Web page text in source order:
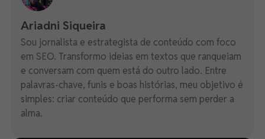
Ariadni Siqueira
Sou jornalista e estrategista de conteúdo com foco
em SEO. Transformo ideias em textos que ranqueiam
e conversam com quem está do outro lado. Entre
palavras-chave, funis e boas histórias, meu objetivo é
simples: criar conteúdo que performa sem perder a
alma.